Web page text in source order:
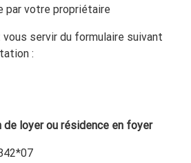
par votre propriétaire
servir du formulaire suivant
:
loyer ou résidence en foyer